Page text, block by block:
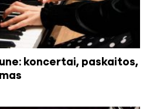
koncertai, paskaitos,